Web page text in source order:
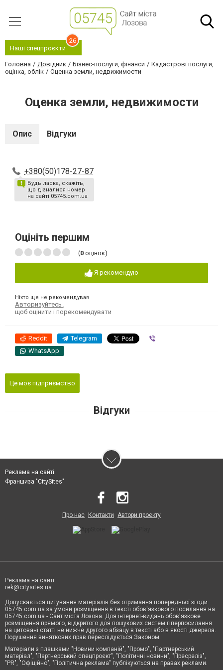
Наші спецпроєкти
26
Головна Довідник Бізнес-послуги, фінанси
Кадастрові послуги,
оцінка, облік
Оценка земли, недвижимости
Оценка земли, недвижимости
Опис Відгуки
+380(50)178-27-87
Будь ласка, скажіть,
що дізналися номер
на сайті 05745.com.ua
Оцініть першим
(0 оцінок)
Я рекомендую
Ніхто ще не рекомендував
Авторизуйтесь
щоб оцінити і порекомендувати
Reddit Telegram
WhatsApp
Це моє підприємство
Відгуки
Реклама на сайті
Франшиза "CitySites"
Про нас Контакти Автори проєкту
Реклама на сайті:
rek@citysites.ua
Допускається цитування матеріалів без отримання попередньої згоди
05745.com.ua за умови розміщення в тексті обов'язкового посилання на
05745.com.ua - Сайт міста Лозова. Для інтернет-видань обов'язкове
розміщення прямого, відкритого для пошукових систем гіперпосилання
на цитовані статті не нижче другого абзацу в тексті або в якості джерела.
Порушення виняткових прав переслідується Законом.
Матеріали з плашками "Новини компаній", "Промо", "Партнерський
матеріал", "Партнерський спецпроєкт", "Політичні новини", "Пресреліз",
"PR", "Офіційно", "Політична реклама" публікуються на правах реклами.